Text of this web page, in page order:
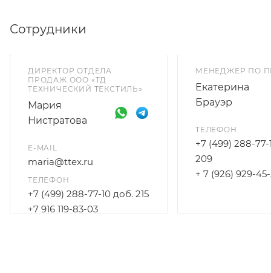
Сотрудники
ДИРЕКТОР ОТДЕЛА
ПРОДАЖ ООО «ТД
ТЕХНИЧЕСКИЙ ТЕКСТИЛЬ»
Мария
Нистратова
E-MAIL
maria@ttex.ru
ТЕЛЕФОН
+7 (499) 288-77-10 доб. 215
+7 916 119-83-03
МЕНЕДЖЕР ПО
Екатерина
Брауэр
ТЕЛЕФОН
+7 (499) 288-77-
209
+ 7 (926) 929-